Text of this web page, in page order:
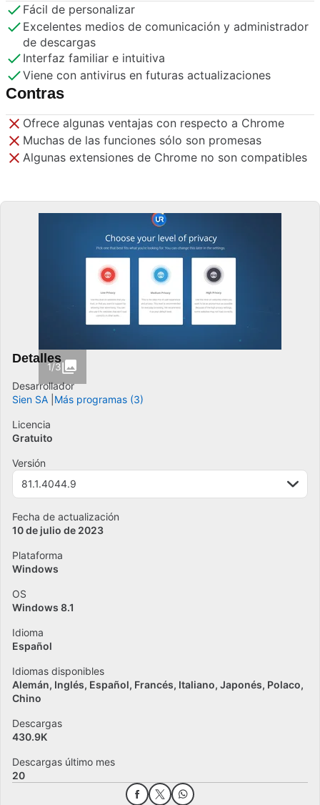
Fácil de personalizar
Excelentes medios de comunicación y administrador
de descargas
Interfaz familiar e intuitiva
Viene con antivirus en futuras actualizaciones
Contras
Ofrece algunas ventajas con respecto a Chrome
Muchas de las funciones sólo son promesas
Algunas extensiones de Chrome no son compatibles
1/3
Detalles
Desarrollador
Sien SA Más programas (3)
Licencia
Gratuito
Versión
81.1.4044.9
Fecha de actualización
10 de julio de 2023
Plataforma
Windows
OS
Windows 8.1
Idioma
Español
Idiomas disponibles
Alemán Inglés Español Francés Italiano Japonés Polaco
Chino
Descargas
430.9K
Descargas último mes
20